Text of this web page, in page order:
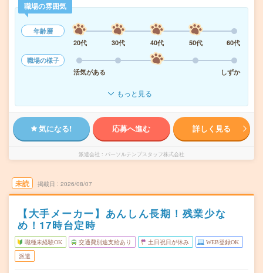
職場の雰囲気
年齢層
20代
30代 40代 50代
60代
職場の様子
活気がある
しずか
もっと見る
気になる! 応募へ進む 詳しく見る
派遣会社 パーソルテンプスタッフ株式会社
未読 掲載日 2026/08/07
【大手メーカー】あんしん長期！残業少な
め！17時台定時
職種未経験OK 交通費別途支給あり 土日祝日が休み WEB登録OK
派遣